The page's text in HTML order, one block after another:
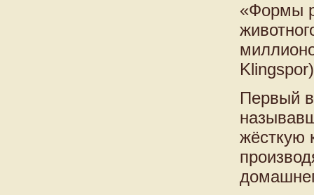
«Формы
Первый
жёсткую